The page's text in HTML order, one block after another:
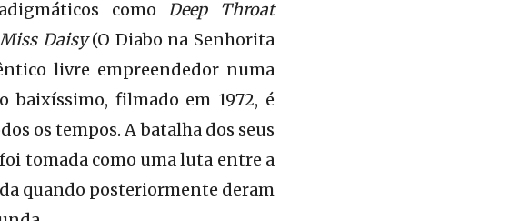
comoDeep Throat
Daisy(O Diabo na Senhorita
livre empreendedor numa
baixíssimo, filmado em 1972, é
os tempos. A batalha dos seus
tomada como uma luta entre a
quando posteriormente deram